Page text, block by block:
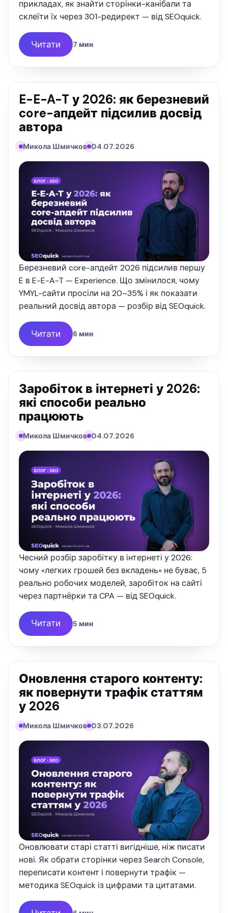
прикладах, як знайти сторінки-канібали та
склеїти їх через 301-редирект — від SEOquick.
Читати 7 мин
E-E-A-T у 2026: як березневий
core-апдейт підсилив досвід
автора
Микола Шмичков 04.07.2026
Березневий core-апдейт 2026 підсилив першу
E в E-E-A-T — Experience. Що змінилося, чому
YMYL-сайти просіли на 20–35% і як показати
реальний досвід автора — розбір від SEOquick.
Читати 6 мин
Заробіток в інтернеті у 2026:
які способи реально
працюють
Микола Шмичков 04.07.2026
Чесний розбір заробітку в інтернеті у 2026:
чому «легких грошей без вкладень» не буває, 5
реально робочих моделей, заробіток на сайті
через партнёрки та CPA — від SEOquick.
Читати 5 мин
Оновлення старого контенту:
як повернути трафік статтям
у 2026
Микола Шмичков 03.07.2026
Оновлювати старі статті вигідніше, ніж писати
нові. Як обрати сторінки через Search Console,
переписати контент і повернути трафік —
методика SEOquick із цифрами та цитатами.